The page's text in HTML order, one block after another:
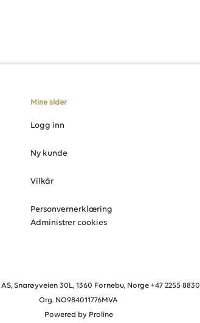
Mine sider
Logg inn
Ny kunde
Vilkår
Personvernerklæring
Administrer cookies
Snarøyveien 30L, 1360 Fornebu, Norge +47 2255 8830
Org. NO984011776MVA
Powered by Proline